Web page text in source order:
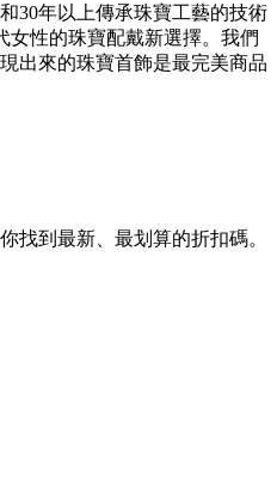
30年以上傳承珠寶工藝的技術
性的珠寶配戴新選擇。我們
出來的珠寶首飾是最完美商品
找到最新、最划算的折扣碼。